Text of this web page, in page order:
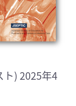
ト) 2025年4